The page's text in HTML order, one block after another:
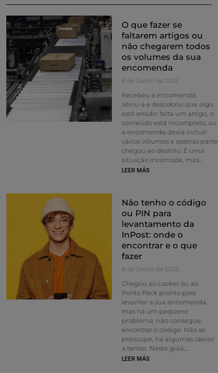
O que fazer se
faltarem artigos ou
não chegarem todos
os volumes da sua
encomenda
8 de Junho de 2026
Recebeu a encomenda,
abriu-a e descobriu que algo
está errado: falta um artigo, o
conteúdo está incompleto, ou
a encomenda devia incluir
vários volumes e apenas parte
chegou ao destino. É uma
situação incómoda, mas
quanto mais cedo reunir a
fazer se faltarem artigos na
sua encomenda ou não
tiverem chegado todos os
volumes. O objetivo é ajudá-
lo a organizar a informação,
guardar as provas necessárias
e saber quando contactar o
serviço de apoio ao cliente.
Resumo rápido Se faltarem
artigos ou não tiverem
chegado todos os volumes,
guarde a embalagem,
verifique a etiqueta, tire
fotografias do exterior, do
interior e de tudo o que
recebeu, verifique as
informações do rastreio e
contacte o serviço de apoio ao
LEER MÁS
Não tenho o código
ou PIN para
levantamento da
InPost: onde o
encontrar e o que
fazer
8 de Junho de 2026
Chegou ao Locker ou ao
Ponto Pack pronto para
levantar a sua encomenda,
mas há um pequeno
problema: não consegue
encontrar o código. Não se
preocupe, há algumas ideias
a tentar. Neste guia,
descreveremos onde
LEER MÁS